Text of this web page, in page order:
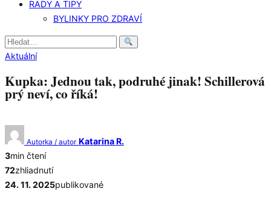
RADY A TIPY
BYLINKY PRO ZDRAVÍ
Hledat:
Aktuální
Kupka: Jednou tak, podruhé jinak! Schillerová
prý neví, co říká!
Autorka / autor Katarina R.
3min čtení
72zhliadnutí
24. 11. 2025publikované